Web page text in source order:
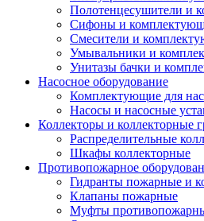
Полотенцесушители и
Сифоны и
Смесители и
Умывальники и
Унитазы бачки и
Насосное оборудование
Комплектующие для
Насосы и насосные
Коллекторы и коллекторные
Распределительные
Шкафы коллекторные
Противопожарное
Гидранты пожарные и
Клапаны пожарные
Муфты